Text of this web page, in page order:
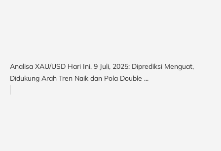
Analisa XAU/USD Hari Ini, 9 Juli, 2025: Diprediksi Menguat,
Didukung Arah Tren Naik dan Pola Double ...